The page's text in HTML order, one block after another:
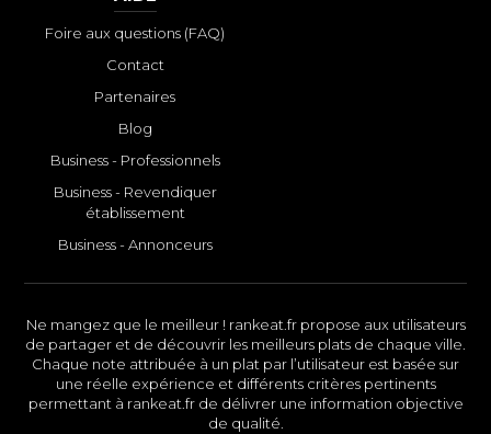
Foire aux questions (FAQ)
Contact
Partenaires
Blog
Business - Professionnels
Business - Revendiquer
établissement
Business - Annonceurs
Ne mangez que le meilleur ! rankeat.fr propose aux utilisateurs
de partager et de découvrir les meilleurs plats de chaque ville.
Chaque note attribuée à un plat par l’utilisateur est basée sur
une réelle expérience et différents critères pertinents
permettant à rankeat.fr de délivrer une information objective
de qualité.